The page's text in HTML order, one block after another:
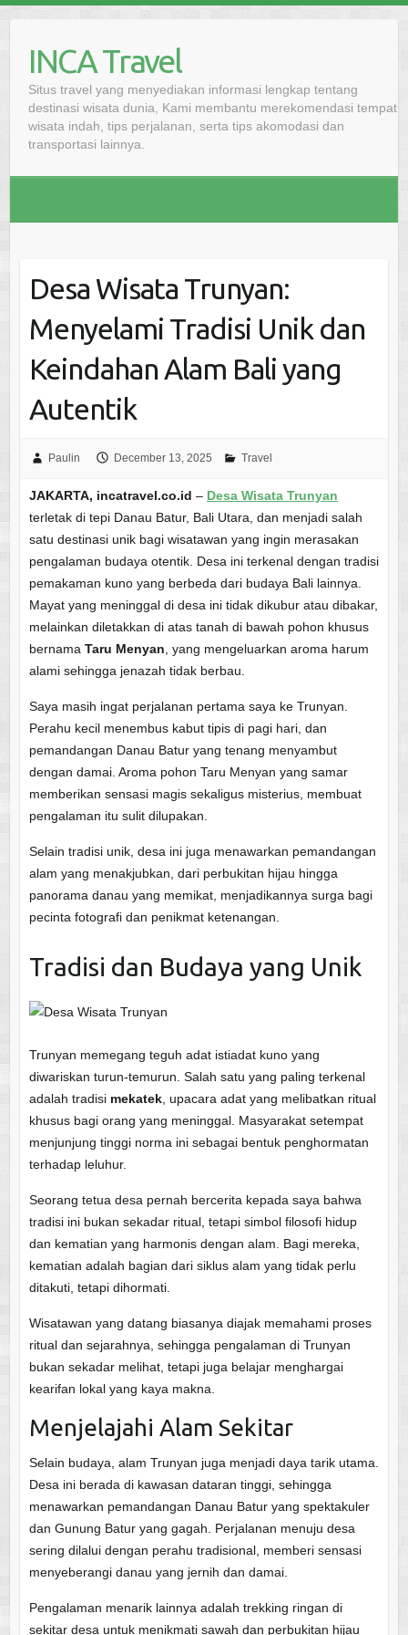
contentINCA Travel
Situs travel yang menyediakan informasi lengkap tentang
destinasi wisata dunia, Kami membantu merekomendasi tempat
wisata indah, tips perjalanan, serta tips akomodasi dan
transportasi lainnya.
Desa Wisata Trunyan:
Menyelami Tradisi Unik dan
Keindahan Alam Bali yang
Autentik
Paulin December 13, 2025 Travel
JAKARTA, incatravel.co.id – Desa Wisata Trunyan
terletak di tepi Danau Batur, Bali Utara, dan menjadi salah
satu destinasi unik bagi wisatawan yang ingin merasakan
pengalaman budaya otentik. Desa ini terkenal dengan tradisi
pemakaman kuno yang berbeda dari budaya Bali lainnya.
Mayat yang meninggal di desa ini tidak dikubur atau dibakar,
melainkan diletakkan di atas tanah di bawah pohon khusus
bernama Taru Menyan , yang mengeluarkan aroma harum
alami sehingga jenazah tidak berbau.
Saya masih ingat perjalanan pertama saya ke Trunyan.
Perahu kecil menembus kabut tipis di pagi hari, dan
pemandangan Danau Batur yang tenang menyambut
dengan damai. Aroma pohon Taru Menyan yang samar
memberikan sensasi magis sekaligus misterius, membuat
pengalaman itu sulit dilupakan.
Selain tradisi unik, desa ini juga menawarkan pemandangan
alam yang menakjubkan, dari perbukitan hijau hingga
panorama danau yang memikat, menjadikannya surga bagi
pecinta fotografi dan penikmat ketenangan.
Tradisi dan Budaya yang Unik
Trunyan memegang teguh adat istiadat kuno yang
diwariskan turun-temurun. Salah satu yang paling terkenal
adalah tradisi mekatek, upacara adat yang melibatkan ritual
khusus bagi orang yang meninggal. Masyarakat setempat
menjunjung tinggi norma ini sebagai bentuk penghormatan
terhadap leluhur.
Seorang tetua desa pernah bercerita kepada saya bahwa
tradisi ini bukan sekadar ritual, tetapi simbol filosofi hidup
dan kematian yang harmonis dengan alam. Bagi mereka,
kematian adalah bagian dari siklus alam yang tidak perlu
ditakuti, tetapi dihormati.
Wisatawan yang datang biasanya diajak memahami proses
ritual dan sejarahnya, sehingga pengalaman di Trunyan
bukan sekadar melihat, tetapi juga belajar menghargai
kearifan lokal yang kaya makna.
Menjelajahi Alam Sekitar
Selain budaya, alam Trunyan juga menjadi daya tarik utama.
Desa ini berada di kawasan dataran tinggi, sehingga
menawarkan pemandangan Danau Batur yang spektakuler
dan Gunung Batur yang gagah. Perjalanan menuju desa
sering dilalui dengan perahu tradisional, memberi sensasi
menyeberangi danau yang jernih dan damai.
Pengalaman menarik lainnya adalah trekking ringan di
sekitar desa untuk menikmati sawah dan perbukitan hijau